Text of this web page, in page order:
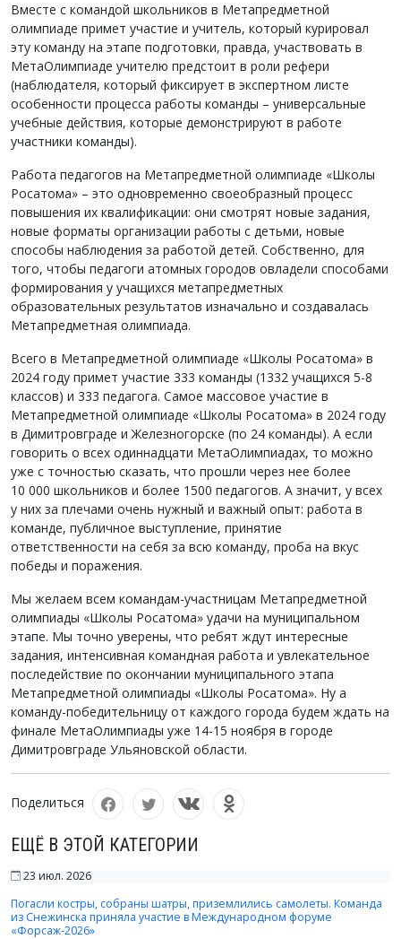
ЕЩЁ В ЭТОЙ КАТЕГОРИИ
23 июл. 2026
Погасли костры, собраны шатры, приземлились самолеты. Команда
из Снежинска приняла участие в Международном форуме
«Форсаж-2026»
Вместе с командой школьников в Метапредметной
олимпиаде примет участие и учитель, который курировал
эту команду на этапе подготовки, правда, участвовать в
МетаОлимпиаде учителю предстоит в роли рефери
(наблюдателя, который фиксирует в экспертном листе
особенности процесса работы команды – универсальные
учебные действия, которые демонстрируют в работе
участники команды).
Работа педагогов на Метапредметной олимпиаде «Школы
Росатома» – это одновременно своеобразный процесс
повышения их квалификации: они смотрят новые задания,
новые форматы организации работы с детьми, новые
способы наблюдения за работой детей. Собственно, для
того, чтобы педагоги атомных городов овладели способами
формирования у учащихся метапредметных
образовательных результатов изначально и создавалась
Метапредметная олимпиада.
Всего в Метапредметной олимпиаде «Школы Росатома» в
2024 году примет участие 333 команды (1332 учащихся 5-8
классов) и 333 педагога. Самое массовое участие в
Метапредметной олимпиаде «Школы Росатома» в 2024 году
в Димитровграде и Железногорске (по 24 команды). А если
говорить о всех одиннадцати МетаОлимпиадах, то можно
уже с точностью сказать, что прошли через нее более
10 000 школьников и более 1500 педагогов. А значит, у всех
у них за плечами очень нужный и важный опыт: работа в
команде, публичное выступление, принятие
ответственности на себя за всю команду, проба на вкус
победы и поражения.
Мы желаем всем командам-участницам Метапредметной
олимпиады «Школы Росатома» удачи на муниципальном
этапе. Мы точно уверены, что ребят ждут интересные
задания, интенсивная командная работа и увлекательное
последействие по окончании муниципального этапа
Метапредметной олимпиады «Школы Росатома». Ну а
команду-победительницу от каждого города будем ждать на
финале МетаОлимпиады уже 14-15 ноября в городе
Димитровграде Ульяновской области.
Поделиться